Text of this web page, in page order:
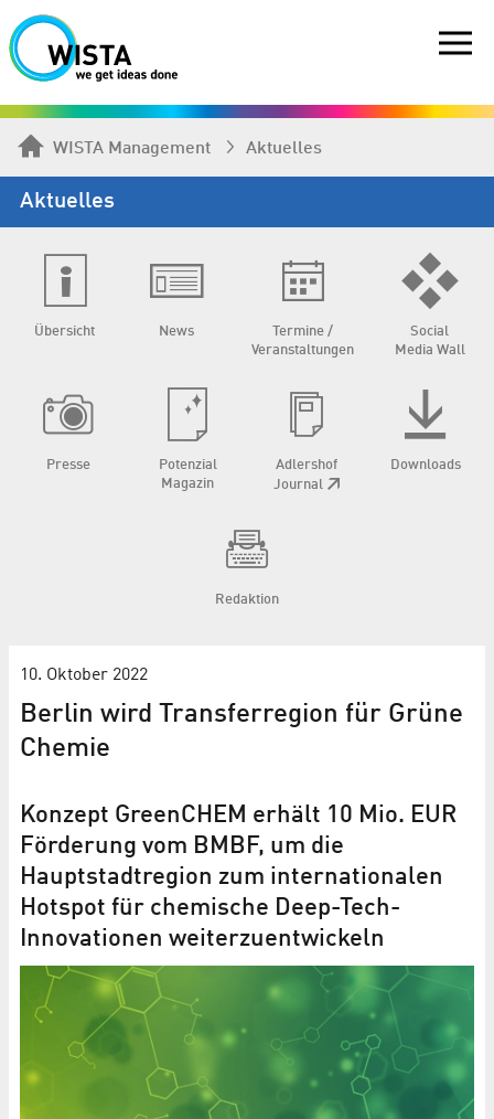
WISTA Management Aktuelles
Aktuelles
Übersicht News
Termine /
Veranstaltungen
Social
Media Wall
Presse
Potenzial
Magazin
Adlershof
Journal
Downloads
Redaktion
10. Oktober 2022
Berlin wird Transferregion für Grüne
Chemie
Konzept GreenCHEM erhält 10 Mio. EUR
Förderung vom BMBF, um die
Hauptstadtregion zum internationalen
Hotspot für chemische Deep-Tech-
Innovationen weiterzuentwickeln